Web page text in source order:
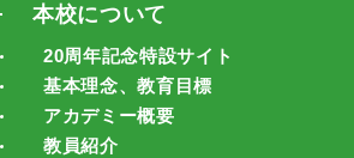
本校について
20周年記念特設サイト
基本理念、教育目標
アカデミー概要
教員紹介